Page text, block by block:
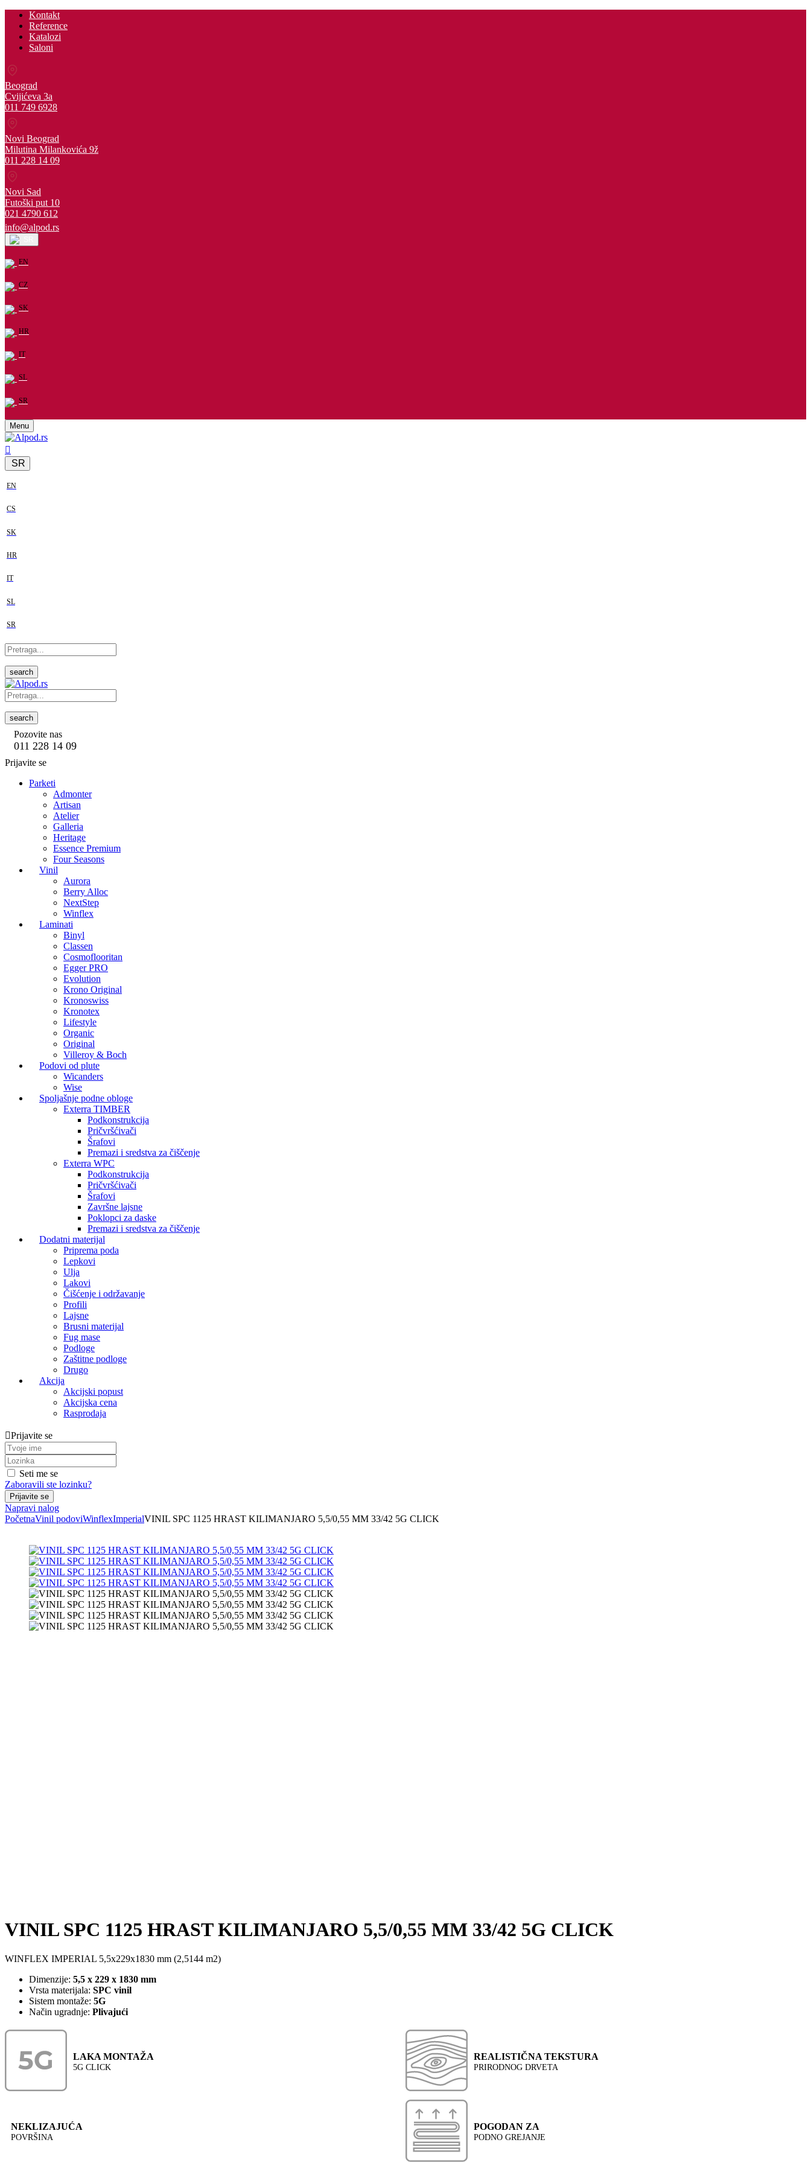
Kontakt
Reference
Katalozi
Saloni
Beograd
Cvijićeva 3a
011 749 6928
Novi Beograd
Milutina Milankovića 9ž
011 228 14 09
Novi Sad
Futoški put 10
021 4790 612
info@alpod.rs
EN
CZ
SK
HR
IT
SL
SR
Menu
SR
EN
CS
SK
HR
IT
SL
SR
search
search
Pozovite nas
011 228 14 09
Prijavite se
Parketi
Admonter
Artisan
Atelier
Galleria
Heritage
Essence Premium
Four Seasons
Vinil
Aurora
Berry Alloc
NextStep
Winflex
Laminati
Binyl
Classen
Cosmoflooritan
Egger PRO
Evolution
Krono Original
Kronoswiss
Kronotex
Lifestyle
Organic
Original
Villeroy & Boch
Podovi od plute
Wicanders
Wise
Spoljašnje podne obloge
Exterra TIMBER
Podkonstrukcija
Pričvršćivači
Šrafovi
Premazi i sredstva za čiščenje
Exterra WPC
Podkonstrukcija
Pričvršćivači
Šrafovi
Završne lajsne
Poklopci za daske
Premazi i sredstva za čiščenje
Dodatni materijal
Priprema poda
Lepkovi
Ulja
Lakovi
Čišćenje i održavanje
Profili
Lajsne
Brusni materijal
Fug mase
Podloge
Zaštitne podloge
Drugo
Akcija
Akcijski popust
Akcijska cena
Rasprodaja
Prijavite se
Seti me se
Zaboravili ste lozinku?
Napravi nalog
PočetnaVinil podoviWinflexImperialVINIL SPC 1125 HRAST KILIMANJARO 5,5/0,55 MM 33/42 5G CLICK
VINIL SPC 1125 HRAST KILIMANJARO 5,5/0,55 MM 33/42 5G CLICK
WINFLEX IMPERIAL 5,5x229x1830 mm (2,5144 m2)
Dimenzije: 5,5 x 229 x 1830 mm
Vrsta materijala: SPC vinil
Sistem montaže: 5G
Način ugradnje: Plivajući
LAKA MONTAŽA
5G CLICK
REALISTIČNA TEKSTURA
PRIRODNOG DRVETA
NEKLIZAJUĆA
POVRŠINA
POGODAN ZA
PODNO GREJANJE